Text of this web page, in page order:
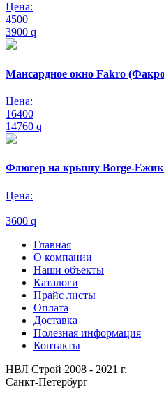
Цена:
4500
3900 q
Мансардное окно Fakro
Цена:
16400
14760 q
Флюгер на крышу Borge-Ежик
Цена:
3600 q
Главная
О компании
Наши объекты
Каталоги
Прайс листы
Оплата
Доставка
Полезная информация
Контакты
НВЛ Строй 2008 - 2021 г.
Санкт-Петербург